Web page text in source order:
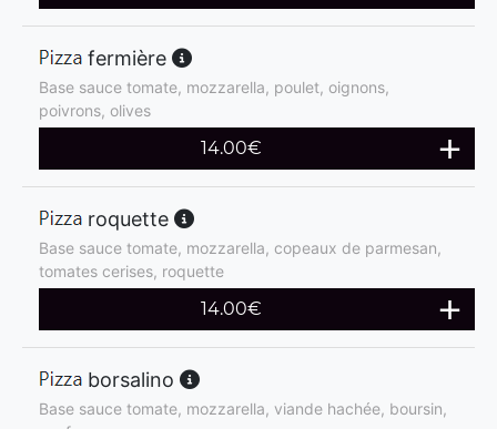
fermière
Base sauce tomate, mozzarella, poulet, oignons,
poivrons, olives
14.00€
roquette
Base sauce tomate, mozzarella, copeaux de parmesan,
tomates cerises, roquette
14.00€
borsalino
Base sauce tomate, mozzarella, viande hachée, boursin,